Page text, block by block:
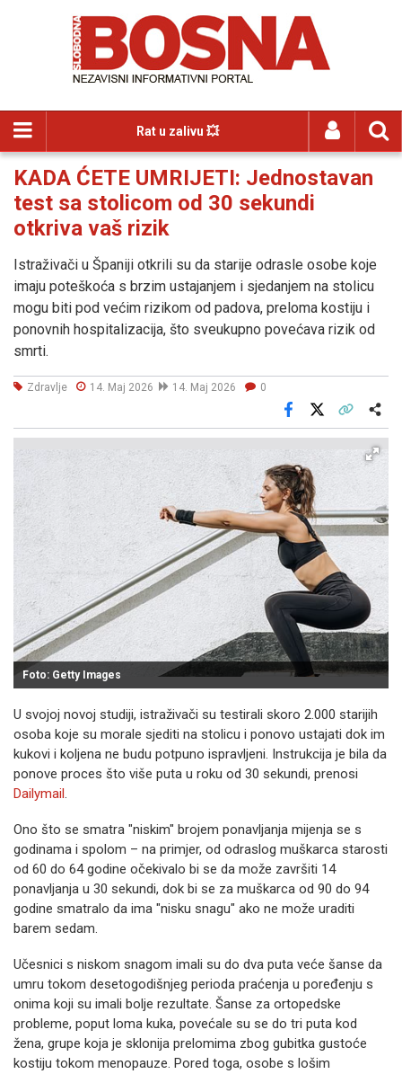
Rat u zalivu 💥
KADA ĆETE UMRIJETI: Jednostavan
test sa stolicom od 30 sekundi
otkriva vaš rizik
Istraživači u Španiji otkrili su da starije odrasle osobe koje
imaju poteškoća s brzim ustajanjem i sjedanjem na stolicu
mogu biti pod većim rizikom od padova, preloma kostiju i
ponovnih hospitalizacija, što sveukupno povećava rizik od
smrti.
Zdravlje 14. Maj 2026 14. Maj 2026 0
Facebook
Foto: Getty Images
U svojoj novoj studiji, istraživači su testirali skoro 2.000 starijih
osoba koje su morale sjediti na stolicu i ponovo ustajati dok im
kukovi i koljena ne budu potpuno ispravljeni. Instrukcija je bila da
ponove proces što više puta u roku od 30 sekundi, prenosi
Dailymail.
Ono što se smatra "niskim" brojem ponavljanja mijenja se s
godinama i spolom – na primjer, od odraslog muškarca starosti
od 60 do 64 godine očekivalo bi se da može završiti 14
ponavljanja u 30 sekundi, dok bi se za muškarca od 90 do 94
godine smatralo da ima "nisku snagu" ako ne može uraditi
barem sedam.
Učesnici s niskom snagom imali su do dva puta veće šanse da
umru tokom desetogodišnjeg perioda praćenja u poređenju s
onima koji su imali bolje rezultate. Šanse za ortopedske
probleme, poput loma kuka, povećale su se do tri puta kod
žena, grupe koja je sklonija prelomima zbog gubitka gustoće
kostiju tokom menopauze. Pored toga, osobe s lošim